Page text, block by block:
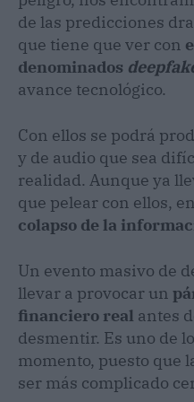
de las predicciones
que tiene que ver con
denominados
avance tecnológico.
Con ellos se podrá
y de audio que sea
realidad. Aunque ya
que pelear con ellos,
colapso de la
Un evento masivo de
llevar a provocar un
financiero real antes
desmentir. Es uno de
momento, puesto que
ser más complicado